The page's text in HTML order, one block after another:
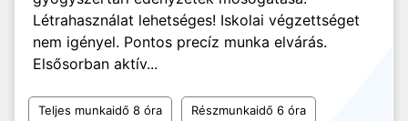
Létrahasználat lehetséges! Iskolai végzettséget
nem igényel. Pontos precíz munka elvárás.
Elsősorban aktív...
Teljes munkaidő 8 óra Részmunkaidő 6 óra